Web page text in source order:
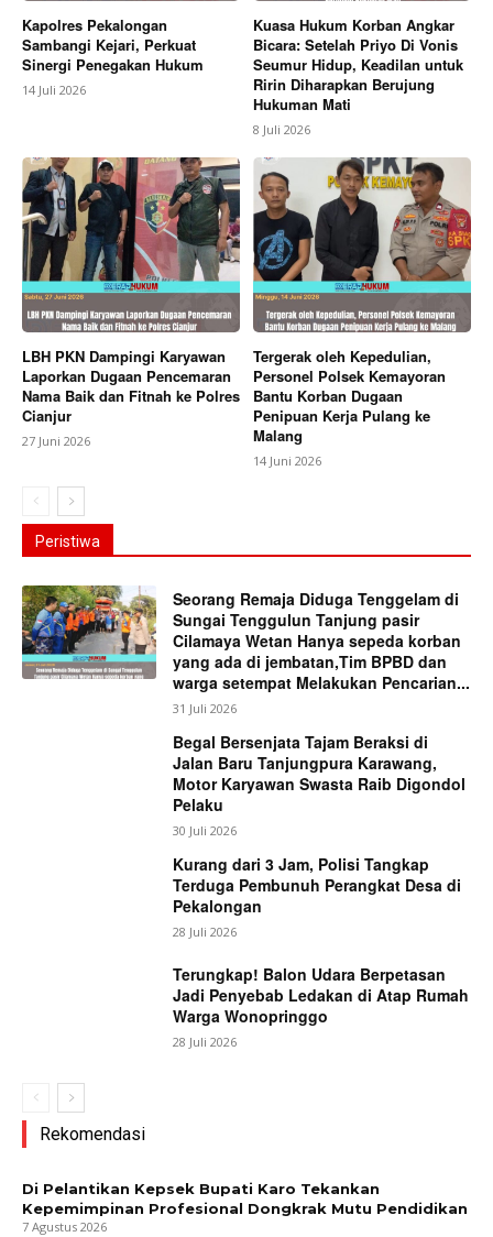
Kapolres Pekalongan
Sambangi Kejari, Perkuat
Sinergi Penegakan Hukum
14 Juli 2026
Kuasa Hukum Korban Angkar
Bicara: Setelah Priyo Di Vonis
Seumur Hidup, Keadilan untuk
Ririn Diharapkan Berujung
Hukuman Mati
8 Juli 2026
LBH PKN Dampingi Karyawan
Laporkan Dugaan Pencemaran
Nama Baik dan Fitnah ke Polres
Cianjur
27 Juni 2026
Tergerak oleh Kepedulian,
Personel Polsek Kemayoran
Bantu Korban Dugaan
Penipuan Kerja Pulang ke
Malang
14 Juni 2026
Peristiwa
Seorang Remaja Diduga Tenggelam di
Sungai Tenggulun Tanjung pasir
Cilamaya Wetan Hanya sepeda korban
yang ada di jembatan,Tim BPBD dan
warga setempat Melakukan Pencarian...
31 Juli 2026
Begal Bersenjata Tajam Beraksi di
Jalan Baru Tanjungpura Karawang,
Motor Karyawan Swasta Raib Digondol
Pelaku
30 Juli 2026
Kurang dari 3 Jam, Polisi Tangkap
Terduga Pembunuh Perangkat Desa di
Pekalongan
28 Juli 2026
Terungkap! Balon Udara Berpetasan
Jadi Penyebab Ledakan di Atap Rumah
Warga Wonopringgo
28 Juli 2026
Rekomendasi
Di Pelantikan Kepsek Bupati Karo Tekankan
Kepemimpinan Profesional Dongkrak Mutu Pendidikan
7 Agustus 2026